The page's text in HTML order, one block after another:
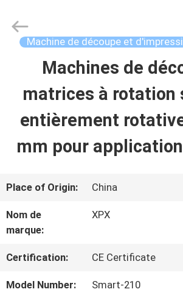
MAISON
VIDÉOS
LE
SPECTACLE
Machinery
Equipment
Reserved.
Machine de découpe et
Machines de
matrices à rotation
entièrement
mm pour
Place of Origin: China
Nom de
marque:
XPX
Certification: CE Certificate
Model Number: Smart-210